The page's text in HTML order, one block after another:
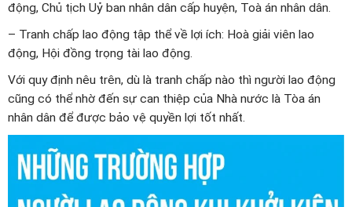
động, Chủ tịch Uỷ ban nhân dân cấp huyện, Toà án nhân dân.
– Tranh chấp lao động tập thể về lợi ích: Hoà giải viên lao
động, Hội đồng trọng tài lao động.
Với quy định nêu trên, dù là tranh chấp nào thì người lao động
cũng có thể nhờ đến sự can thiệp của Nhà nước là Tòa án
nhân dân để được bảo vệ quyền lợi tốt nhất.